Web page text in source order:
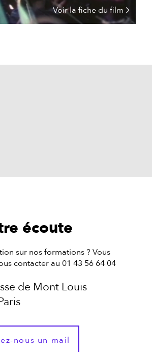
Voir la fiche du film
écoute
sur nos formations ? Vous
contacter au 01 43 56 64 04
de Mont Louis
nous un mail